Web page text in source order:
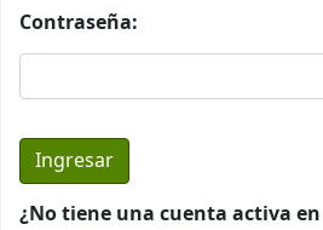
Contraseña:
¿No tiene una cuenta activa